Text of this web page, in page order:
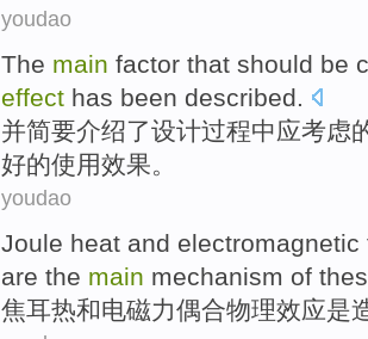
youdao
The main factor that should be
effect has been described.
并简要介绍了设计过程中应考虑
好的使用效果。
youdao
Joule heat and electromagnetic
are the main mechanism of
焦耳热和电磁力偶合物理效应是